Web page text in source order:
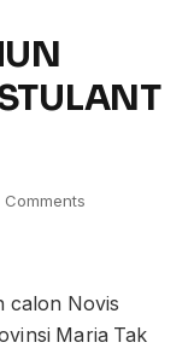
Comments
calon Novis
Maria Tak